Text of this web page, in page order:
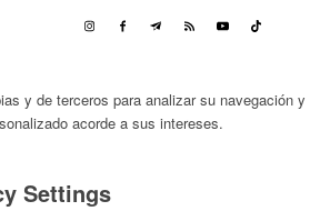
y de terceros para analizar su navegación y
acorde a sus intereses.
Settings